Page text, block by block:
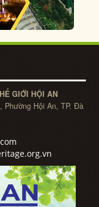
GIỚI HỘI AN
Phường Hội An, TP. Đà